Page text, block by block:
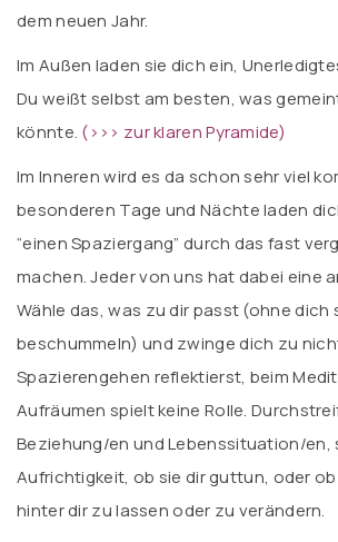
dem neuen Jahr.
Im Außen laden sie dich ein,
Du weißt selbst am besten, was
könnte. (>>> zur klaren Pyramide)
Im Inneren wird es da schon sehr viel
besonderen Tage und Nächte laden
“einen Spaziergang” durch das fast
machen. Jeder von uns hat dabei eine
Wähle das, was zu dir passt (ohne dich
beschummeln) und zwinge dich zu
Spazierengehen reflektierst, beim
Aufräumen spielt keine Rolle.
Beziehung/en und Lebenssituation/en,
Aufrichtigkeit, ob sie dir guttun, oder
hinter dir zu lassen oder zu verändern.